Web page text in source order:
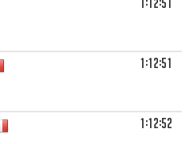
1:12:51
1:12:51
1:12:52